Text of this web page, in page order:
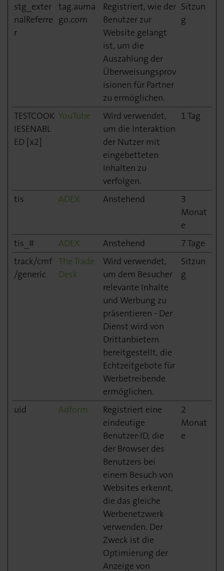
stg_exter
nalReferre
r
tag.auma
go.com
Registriert, wie der
Benutzer zur
Website gelangt
ist, um die
Auszahlung der
Überweisungsprov
isionen für Partner
zu ermöglichen.
Sitzun
g
TESTCOOK
IESENABL
ED [x2]
YouTube
Wird verwendet,
um die Interaktion
der Nutzer mit
eingebetteten
Inhalten zu
verfolgen.
1 Tag
tis ADEX Anstehend
3
Monat
e
tis_#
ADEX Anstehend
7 Tage
track/cmf
/generic
The Trade
Desk
Wird verwendet,
um dem Besucher
relevante Inhalte
und Werbung zu
präsentieren - Der
Dienst wird von
Drittanbietern
bereitgestellt, die
Echtzeitgebote für
Werbetreibende
ermöglichen.
Sitzun
g
uid Adform
Registriert eine
eindeutige
Benutzer-ID, die
der Browser des
Benutzers bei
einem Besuch von
Websites erkennt,
die das gleiche
Werbenetzwerk
verwenden. Der
Zweck ist die
Optimierung der
Anzeige von
2
Monat
e